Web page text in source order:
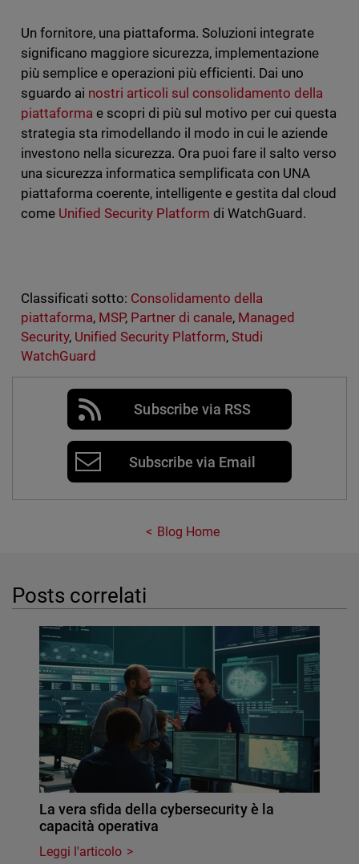
Un fornitore, una piattaforma. Soluzioni integrate
significano maggiore sicurezza, implementazione
più semplice e operazioni più efficienti. Dai uno
sguardo ai nostri articoli sul consolidamento della
piattaforma e scopri di più sul motivo per cui questa
strategia sta rimodellando il modo in cui le aziende
investono nella sicurezza. Ora puoi fare il salto verso
una sicurezza informatica semplificata con UNA
piattaforma coerente, intelligente e gestita dal cloud
come Unified Security Platform di WatchGuard.
Classificati sotto: Consolidamento della
piattaforma, MSP, Partner di canale, Managed
Security, Unified Security Platform,Studi
WatchGuard
Subscribe via RSS
Subscribe via Email
Blog Home
Posts correlati
La vera sfida della cybersecurity è la
capacità operativa
Leggi l'articolo